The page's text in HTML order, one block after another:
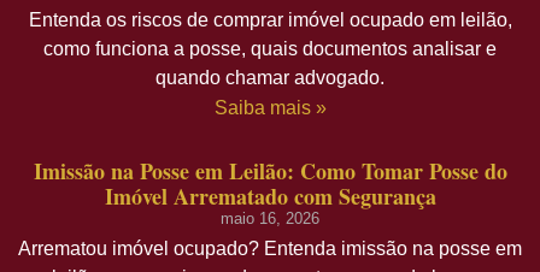
Entenda os riscos de comprar imóvel ocupado em leilão,
como funciona a posse, quais documentos analisar e
quando chamar advogado.
Saiba mais »
Imissão na Posse em Leilão: Como Tomar Posse do
Imóvel Arrematado com Segurança
maio 16, 2026
Arrematou imóvel ocupado? Entenda imissão na posse em